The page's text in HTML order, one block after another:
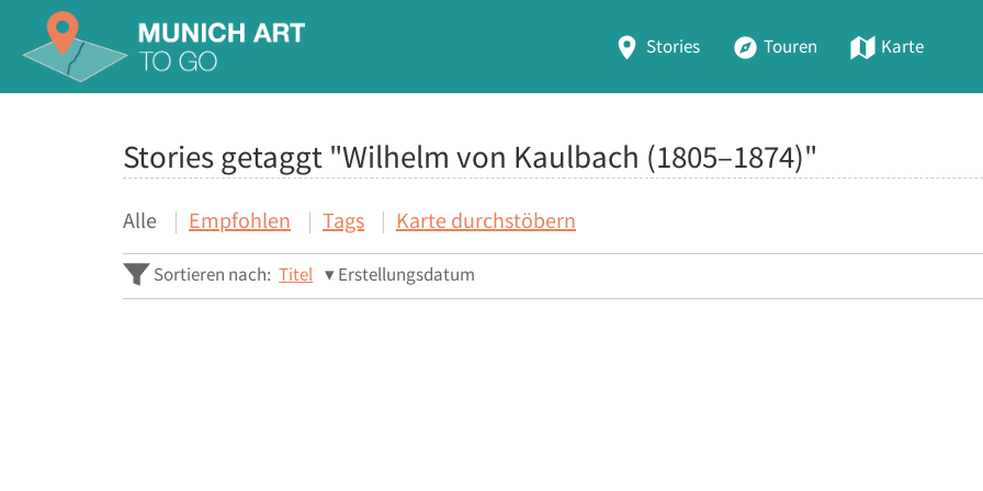
Stories Touren Karte
Stories getaggt "Wilhelm von Kaulbach (1805–1874)"
Alle Empfohlen Tags Karte durchstöbern
Sortieren nach: Titel Erstellungsdatum